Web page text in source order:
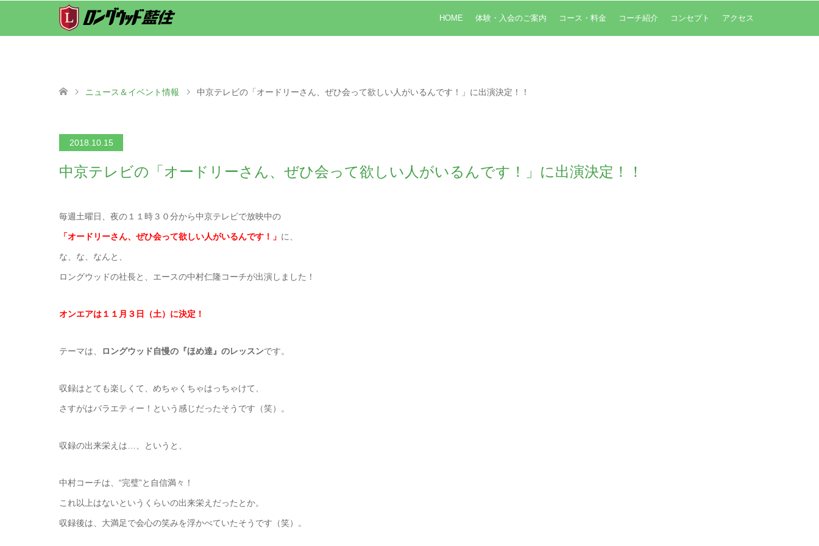
HOME 体験・入会のご案内 コース・料金 コーチ紹介 コンセプト アクセス
ニュース＆イベント情報 中京テレビの「オードリーさん、ぜひ会って欲しい人がいるんです！」に出演決定！！
2018.10.15
中京テレビの「オードリーさん、ぜひ会って欲しい人がいるんです！」に出演決定！！
毎週土曜日、夜の１１時３０分から中京テレビで放映中の
「オードリーさん、ぜひ会って欲しい人がいるんです！」 に、
な、な、なんと、
ロングウッドの社長と、エースの中村仁隆コーチが出演しました！
オンエアは１１月３日（土）に決定！
テーマは、 ロングウッド自慢の『ほめ達』のレッスンです。
収録はとても楽しくて、めちゃくちゃはっちゃけて、
さすがはバラエティー！という感じだったそうです（笑）。
収録の出来栄えは…、というと、
中村コーチは、“完璧”と自信満々！
これ以上はないというくらいの出来栄えだったとか。
収録後は、大満足で会心の笑みを浮かべていたそうです（笑）。